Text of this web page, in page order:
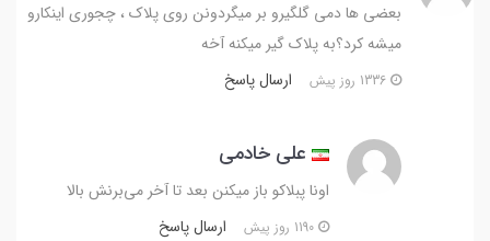
بعضی ها دمی گلگیرو بر میگردونن روی پلاک ، چجوری اینکارو
میشه کرد؟به پلاک گیر میکنه آخه
ارسال پاسخ
علی خادمی
اونا پبلاکو باز میکنن بعد تا آخر می‌برنش بالا
ارسال پاسخ